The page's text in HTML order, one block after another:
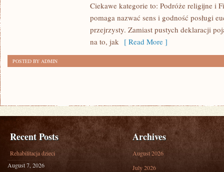
Ciekawe kategorie to: Podróże religijne i
pomaga nazwać sens i godność posługi
przejrzysty. Zamiast pustych deklaracji
na to, jak [ Read More ]
POSTED BY ADMIN
Recent Posts
Rehabilitacja dzieci
August 7, 2026
Archives
August 2026
July 2026